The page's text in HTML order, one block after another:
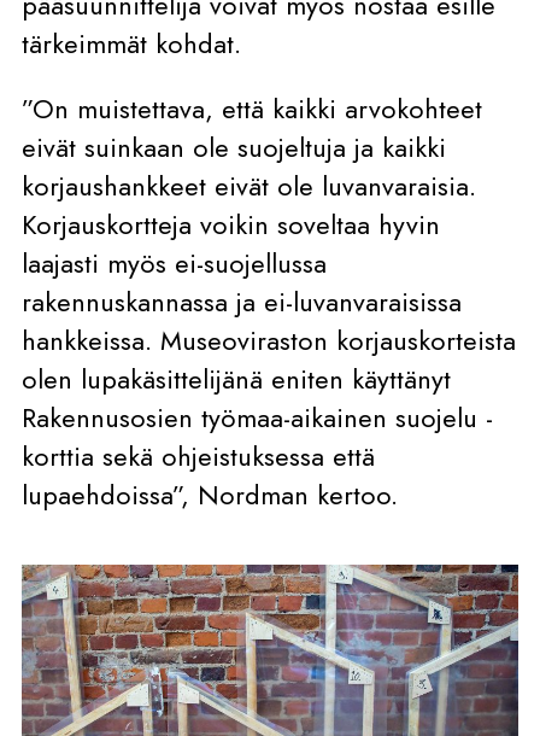
tärkeimmät kohdat.
”On muistettava, että kaikki arvokohteet
eivät suinkaan ole suojeltuja ja kaikki
korjaushankkeet eivät ole luvanvaraisia.
Korjauskortteja voikin soveltaa hyvin
laajasti myös ei-suojellussa
rakennuskannassa ja ei-luvanvaraisissa
hankkeissa. Museoviraston korjauskorteista
olen lupakäsittelijänä eniten käyttänyt
Rakennusosien työmaa-aikainen suojelu -
korttia sekä ohjeistuksessa että
lupaehdoissa”, Nordman kertoo.